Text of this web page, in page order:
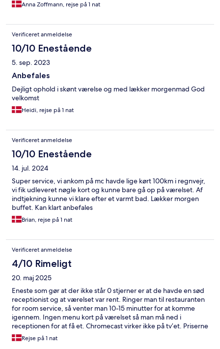
Anna Zoffmann, rejse på 1 nat
Verificeret anmeldelse
10/10 Enestående
5. sep. 2023
Anbefales
Dejligt ophold i skønt værelse og med lækker morgenmad God
velkomst
Heidi, rejse på 1 nat
Verificeret anmeldelse
10/10 Enestående
14. jul. 2024
Super service, vi ankom på mc havde lige kørt 100km i regnvejr,
vi fik udleveret nøgle kort og kunne bare gå op på værelset. Af
indtjekning kunne vi klare efter et varmt bad. Lækker morgen
buffet. Kan klart anbefales
Brian, rejse på 1 nat
Verificeret anmeldelse
4/10 Rimeligt
20. maj 2025
Eneste som gør at der ikke står 0 stjerner er at de havde en sød
receptionist og at værelset var rent. Ringer man til restauranten
for room service, så venter man 10-15 minutter for at komme
igennem. Ingen menu kort på værelset så man må ned i
receptionen for at få et. Chromecast virker ikke på tv’et. Priserne
er skøre I forhold til hvad du får. Spaen er OK også ikke mere
end det.
Rejse på 1 nat